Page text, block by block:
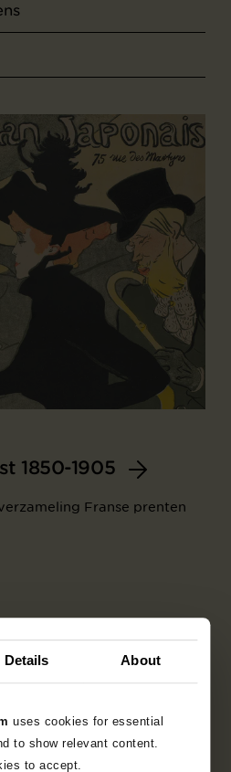
Details About
uses cookies for essential
to show relevant content.
to accept.
1850-1905
Franse prenten